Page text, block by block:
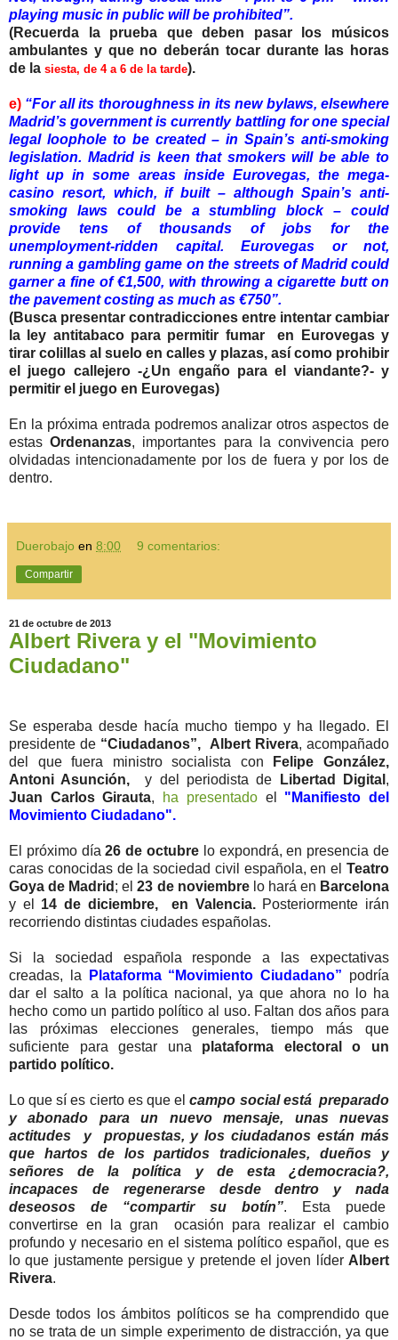
playing music in public will be prohibited”.
(Recuerda la prueba que deben pasar los músicos
ambulantes y que no deberán tocar durante las horas
de la siesta, de 4 a 6 de la tarde).
e) “For all its thoroughness in its new bylaws, elsewhere
Madrid’s government is currently battling for one special
legal loophole to be created – in Spain’s anti-smoking
legislation. Madrid is keen that smokers will be able to
light up in some areas inside Eurovegas, the mega-
casino resort, which, if built – although Spain’s anti-
smoking laws could be a stumbling block – could
provide tens of thousands of jobs for the
unemployment-ridden capital. Eurovegas or not,
running a gambling game on the streets of Madrid could
garner a fine of €1,500, with throwing a cigarette butt on
the pavement costing as much as €750”.
(Busca presentar contradicciones entre intentar cambiar
la ley antitabaco para permitir fumar en Eurovegas y
tirar colillas al suelo en calles y plazas, así como prohibir
el juego callejero -¿Un engaño para el viandante?- y
permitir el juego en Eurovegas)
En la próxima entrada podremos analizar otros aspectos de
estasOrdenanzas, importantes para la convivencia pero
olvidadas intencionadamente por los de fuera y por los de
dentro.
Duerobajo en 8:00 9 comentarios:
Compartir
21 de octubre de 2013
Albert Rivera y el "Movimiento
Ciudadano"
Se esperaba desde hacía mucho tiempo y ha llegado. El
presidente de “Ciudadanos”, Albert Rivera, acompañado
del que fuera ministro socialista con
Felipe González,
Antoni Asunción,y del periodista de Libertad Digital ,
Juan Carlos Girauta, ha presentado el "Manifiesto del
Movimiento Ciudadano".
El próximo día26 de octubre lo expondrá, en presencia de
caras conocidas de la sociedad civil española, en el Teatro
Goya de Madrid ; el23 de noviembrelo hará en Barcelona
y el 14 de diciembre, en Valencia.Posteriormente irán
recorriendo distintas ciudades españolas.
Si la sociedad española responde a las expectativas
creadas, la
Plataforma “Movimiento Ciudadano” podría
dar el salto a la política nacional, ya que ahora no lo ha
hecho como un partido político al uso. Faltan dos años para
las próximas elecciones generales, tiempo más que
suficiente para gestar una plataforma electoral o un
partido político.
Lo que sí es cierto es que elcampo social está preparado
y abonado para un nuevo mensaje, unas nuevas
actitudes y propuestas, y los ciudadanos están más
que hartos de los partidos tradicionales, dueños y
señores de la política y de esta ¿democracia?,
incapaces de regenerarse desde dentro y nada
deseosos de “compartir su botín”. Esta puede
convertirse en la gran ocasión para realizar el cambio
profundo y necesario en el sistema político español, que es
lo que justamente persigue y pretende el joven líder Albert
Rivera.
Desde todos los ámbitos políticos se ha comprendido que
no se trata de un simple experimento de distracción, ya que